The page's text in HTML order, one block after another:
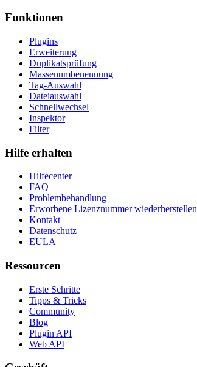
Funktionen
Plugins
Erweiterung
Duplikatsprüfung
Massenumbenennung
Tag-Auswahl
Dateiauswahl
Schnellwechsel
Inspektor
Filter
Hilfe erhalten
Hilfecenter
FAQ
Problembehandlung
Erworbene Lizenznummer wiederherstellen
Kontakt
Datenschutz
EULA
Ressourcen
Erste Schritte
Tipps & Tricks
Community
Blog
Plugin API
Web API